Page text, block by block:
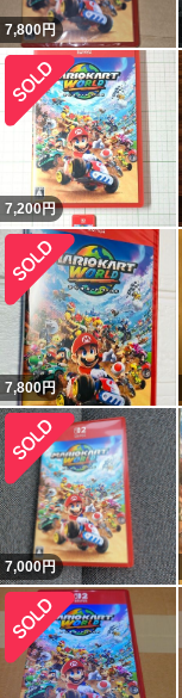
7,800円
7,200円
7,800円
7,000円